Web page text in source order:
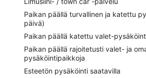
avuliaasta henkilökunnastaan.
lyhyen kävelymatkan päässä kohteesta
tarjoaa asiakkaille esimerkiksi ilmaisen
yleisissä tiloissa sekä 2 ulkouima-
Ilmainen Wi-Fi
Jos Lähi-idän keittiö on sydäntäsi
Paikan päällä turvallinen ja katettu
päivä)
Paikan päällä katettu valet-
Paikan päällä rajoitetusti valet- ja
pysäköintipaikkoja
Esteetön pysäköinti saatavilla